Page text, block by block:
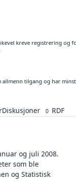
kreve registrering og
allmenn tilgang og har
Diskusjoner 0 RDF
og juli 2008.
som ble
og Statistisk